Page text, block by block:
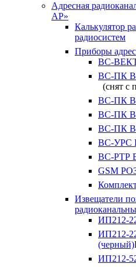
Адресная
АР»
Калькулятор
радиосистем
Приборы
ВС-
ВС-ПК
(снят с
ВС-ПК
ВС-ПК
ВС-ПК
ВС-УРС
ВС-РТР
GSM
Извещатели
ИП212-
ИП212-
(черный)
ИП212-